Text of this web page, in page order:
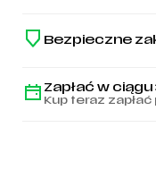
Bezpieczne
Zapłać w
Kup teraz zapłać